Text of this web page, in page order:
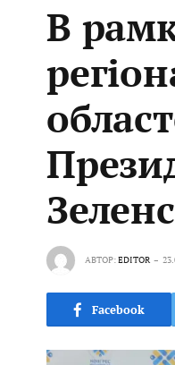
В
АВТОР:EDITOR
Facebook